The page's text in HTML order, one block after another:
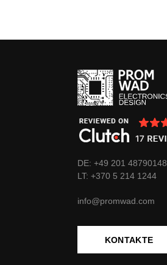
DE: +49 201 48790148
LT: +3705 214 1244
info@promwad.com
KONTAKTE